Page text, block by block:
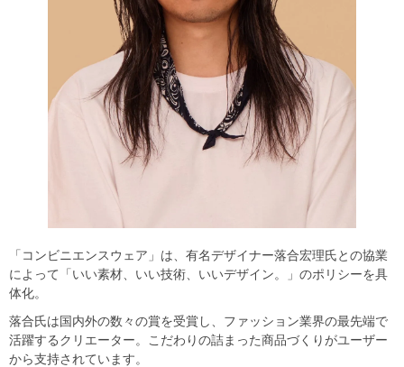
「コンビニエンスウェア」は、有名デザイナー落合宏理氏との協業
によって「いい素材、いい技術、いいデザイン。」のポリシーを具
体化。
落合氏は国内外の数々の賞を受賞し、ファッション業界の最先端で
活躍するクリエーター。こだわりの詰まった商品づくりがユーザー
から支持されています。